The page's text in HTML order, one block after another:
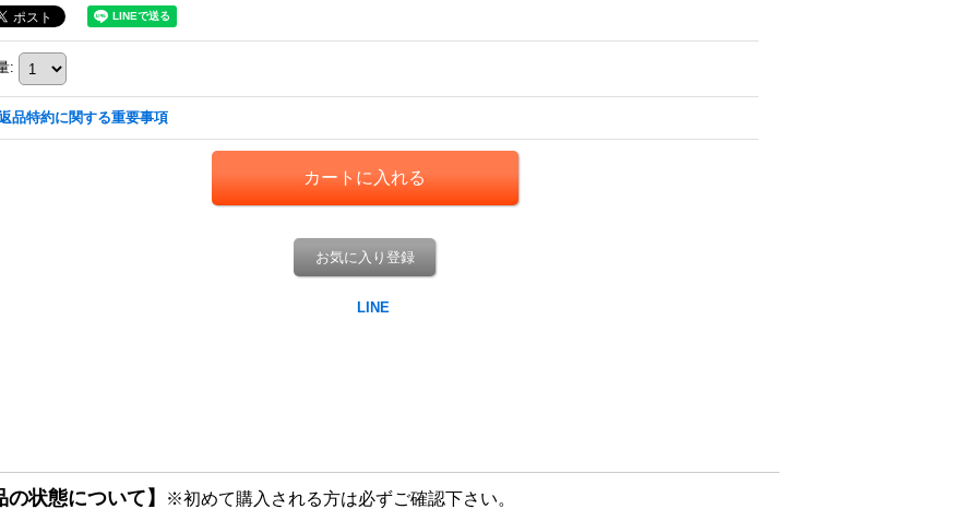
:
品特約に関する重要事項
お気に入り登録
の状態について】 ※初めて購入される方は必ずご確認下さい。